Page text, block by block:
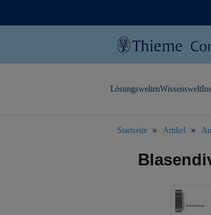
LösungsweltenWissenswelt
Startseite Artikel